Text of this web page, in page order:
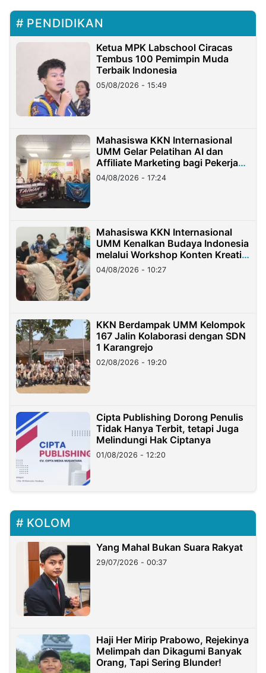
PENDIDIKAN
Ketua MPK Labschool Ciracas
Tembus 100 Pemimpin Muda
Terbaik Indonesia
05/08/2026 - 15:49
Mahasiswa KKN Internasional
UMM Gelar Pelatihan AI dan
Affiliate Marketing bagi Pekerja
Migran Indonesia di Taiwan
04/08/2026 - 17:24
Mahasiswa KKN Internasional
UMM Kenalkan Budaya Indonesia
melalui Workshop Konten Kreatif
di Taiwan
04/08/2026 - 10:27
KKN Berdampak UMM Kelompok
167 Jalin Kolaborasi dengan SDN
1 Karangrejo
02/08/2026 - 19:20
Cipta Publishing Dorong Penulis
Tidak Hanya Terbit, tetapi Juga
Melindungi Hak Ciptanya
01/08/2026 - 12:20
KOLOM
Yang Mahal Bukan Suara Rakyat
29/07/2026 - 00:37
Haji Her Mirip Prabowo, Rejekinya
Melimpah dan Dikagumi Banyak
Orang, Tapi Sering Blunder!